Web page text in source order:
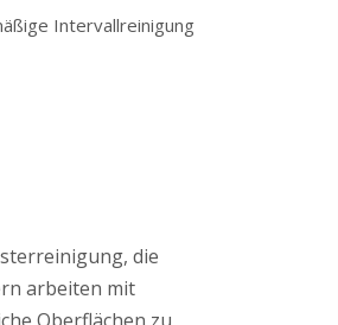
Intervallreinigung
die
arbeiten mit